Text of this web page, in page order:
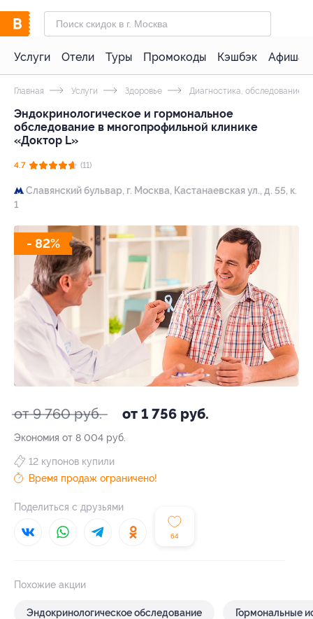
Услуги Отели Туры Промокоды Кэшбэк Афиша
Главная Услуги Здоровье Диагностика, обследование
Эндокринологическое и гормональное
обследование в многопрофильной клинике
«Доктор L»
4.7 (11)
Славянский бульвар, г. Москва, Кастанаевская ул., д. 55, к.
1
- 82%
от 9 760 руб. от 1 756 руб.
Экономия от 8 004 руб.
64
12 купонов купили
Время продаж ограничено!
Поделиться с друзьями
Похожие акции
Эндокринологическое обследование Гормональные